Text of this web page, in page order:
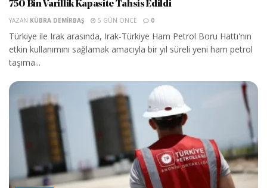
750 Bin Varillik Kapasite Tahsis Edildi
YAZAN KÜBRA DEMIRBAŞ 5 GÜN ÖNCE 0
Türkiye ile Irak arasında, Irak-Türkiye Ham Petrol Boru Hattı'nın
etkin kullanımını sağlamak amacıyla bir yıl süreli yeni ham petrol
taşıma...